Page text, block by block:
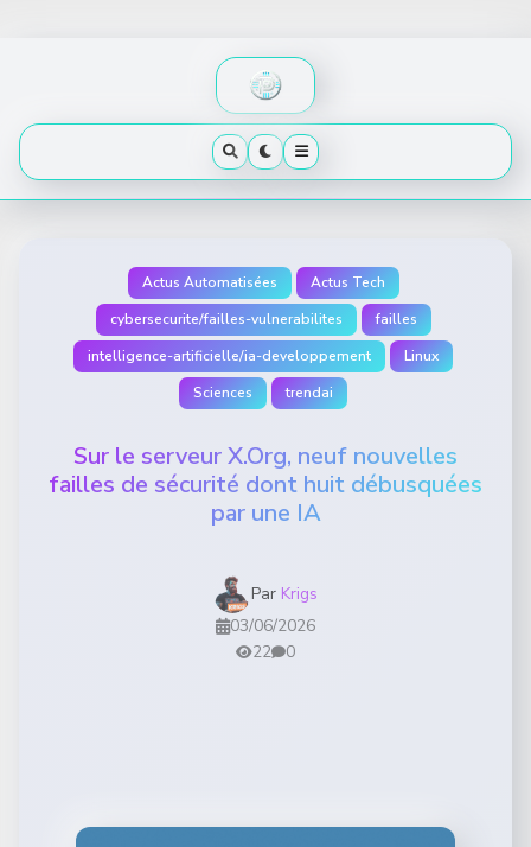
Actus Automatisées
Actus Tech
cybersecurite/failles-vulnerabilites
failles
intelligence-artificielle/ia-developpement
Linux
Sciences
trendai
Sur le serveur X.Org, neuf nouvelles
failles de sécurité dont huit débusquées
par une IA
Par Krigs
03/06/2026
22
0